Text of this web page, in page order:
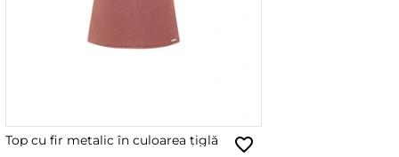
Top cu fir metalic în culoarea țiglă